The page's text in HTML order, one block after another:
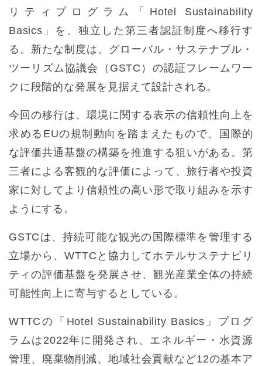
リティプログラム「Hotel Sustainability
Basics」を、独立した第三者認証制度へ移行す
る。新たな制度は、グローバル・サステナブル・
ツーリズム協議会（GSTC）の認証フレームワー
クに段階的な発展を見据えて設計される。
今回の移行は、環境に関する表示の信頼性向上を
求めるEUの規制動向を踏まえたもので、国際的
な評価共通基盤の構築を推進する狙いがある。第
三者による客観的な評価によって、旅行者や投資
家に対してより信頼性の高い形で取り組みを示す
ようにする。
GSTCは、持続可能な観光の国際標準を管理する
立場から、WTTCと協力してホテルサステナビリ
ティの評価基盤を発展させ、観光産業全体の持続
可能性向上に寄与するとしている。
WTTCの「Hotel Sustainability Basics」プログ
ラムは2022年に開発され、エネルギー・水資源
管理、廃棄物削減、地域社会貢献など12の基本ア